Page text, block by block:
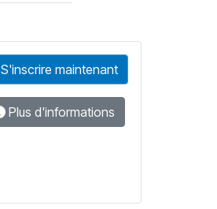
S'inscrire maintenant
Plus d'informations